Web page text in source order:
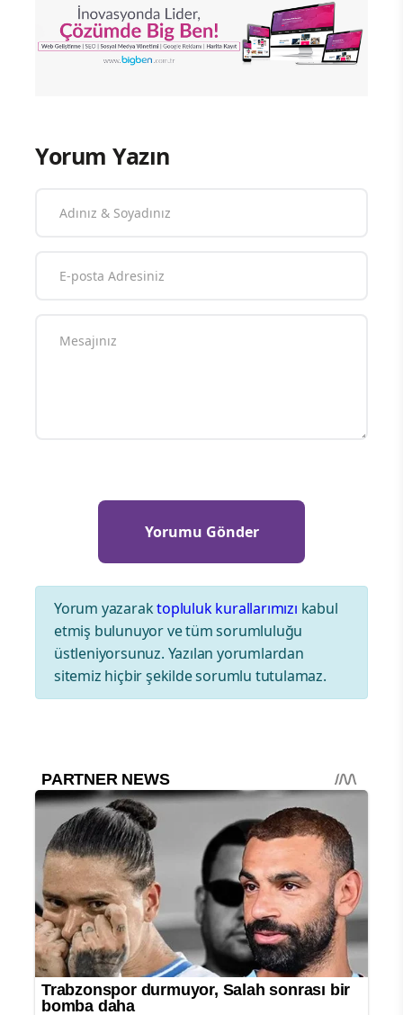
Yorum Yazın
Yorum yazaraktopluluk kurallarımızı kabul
etmiş bulunuyor ve tüm sorumluluğu
üstleniyorsunuz. Yazılan yorumlardan
sitemiz hiçbir şekilde sorumlu tutulamaz.